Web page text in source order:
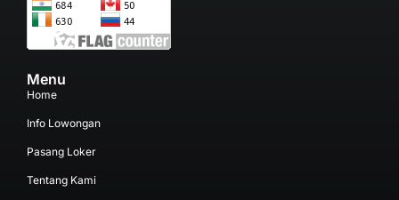
Menu
Home
Info Lowongan
Pasang Loker
Tentang Kami